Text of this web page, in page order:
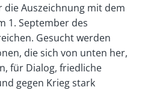
Auszeichnung mit dem
1. September des
Gesucht werden
die sich von unten her,
für Dialog, friedliche
gegen Krieg stark